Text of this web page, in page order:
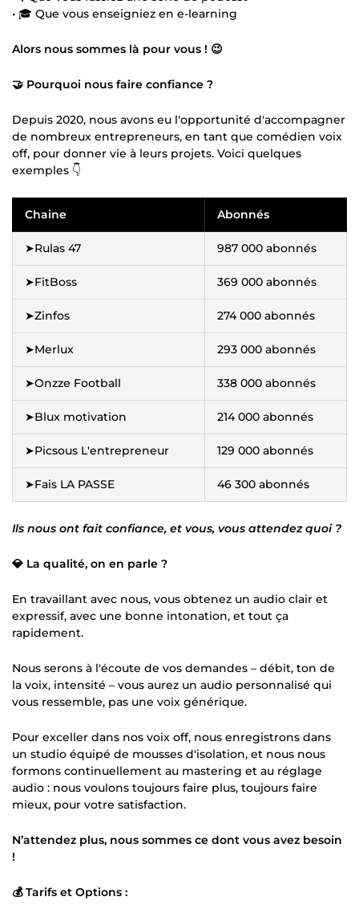
• 🎓 Que vous enseigniez en e-learning
Alors nous sommes là pour vous ! 😉
🤝 Pourquoi nous faire confiance ?
Depuis 2020, nous avons eu l'opportunité d'accompagner
de nombreux entrepreneurs, en tant que comédien voix
off, pour donner vie à leurs projets. Voici quelques
exemples 👇
Chaine Abonnés
➤Rulas 47 987 000 abonnés
➤FitBoss 369 000 abonnés
➤Zinfos 274 000 abonnés
➤Merlux 293 000 abonnés
➤Onzze Football 338 000 abonnés
➤Blux motivation 214 000 abonnés
➤Picsous L'entrepreneur 129 000 abonnés
➤Fais LA PASSE 46 300 abonnés
Ils nous ont fait confiance, et vous, vous attendez quoi ?
💎 La qualité, on en parle ?
En travaillant avec nous, vous obtenez un audio clair et
expressif, avec une bonne intonation, et tout ça
rapidement.
Nous serons à l'écoute de vos demandes – débit, ton de
la voix, intensité – vous aurez un audio personnalisé qui
vous ressemble, pas une voix générique.
Pour exceller dans nos voix off, nous enregistrons dans
un studio équipé de mousses d'isolation, et nous nous
formons continuellement au mastering et au réglage
audio : nous voulons toujours faire plus, toujours faire
mieux, pour votre satisfaction.
N’attendez plus, nous sommes ce dont vous avez besoin
!
💰 Tarifs et Options :